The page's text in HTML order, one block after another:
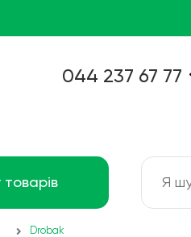
044 237 67 77
Drobak